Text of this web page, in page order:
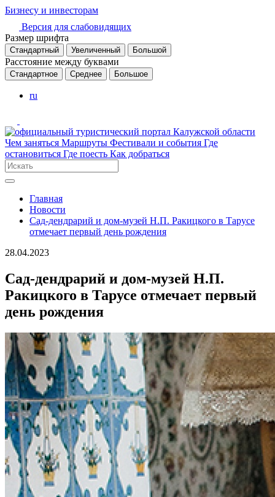
Бизнесу и инвесторам
Версия для слабовидящих
Размер шрифта
Стандартный Увеличенный Большой
Расстояние между буквами
Стандартное Среднее Большое
ru
Чем заняться Маршруты Фестивали и события Где
остановиться Где поесть Как добраться
Главная
Новости
Сад-дендрарий и дом-музей Н.П. Ракицкого в Тарусе
отмечает первый день рождения
28.04.2023
Сад-дендрарий и дом-музей Н.П.
Ракицкого в Тарусе отмечает первый
день рождения